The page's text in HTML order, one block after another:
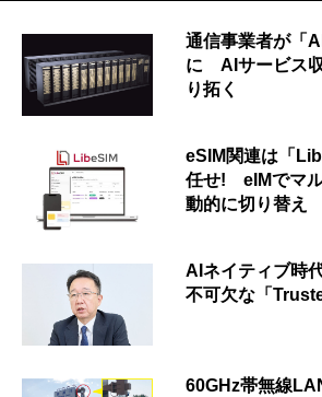
通信事業者が「
に AIサービス
り拓く
eSIM関連は「
任せ! eIMでマ
動的に切り替え
AIネイティブ時
不可欠な「
60GHz帯無線